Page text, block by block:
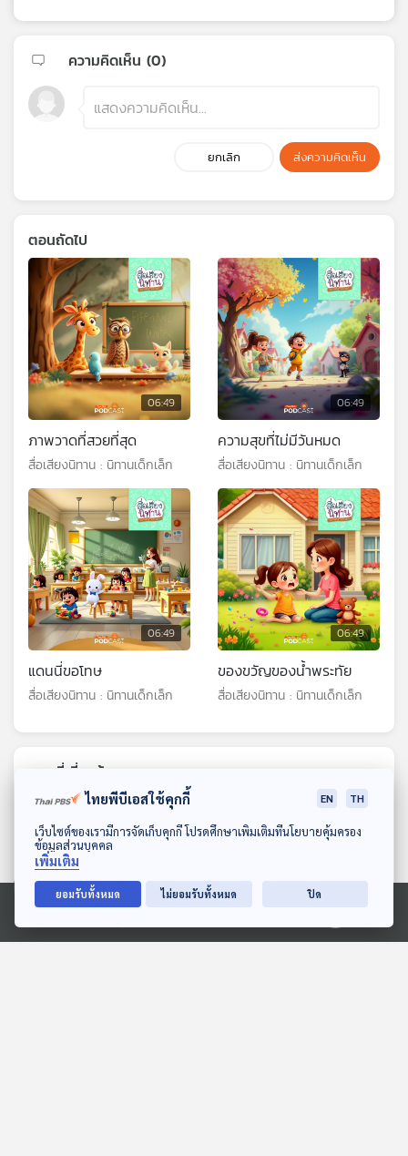
ดาวน์โหลด Thai PBS Podcast Application
Ⓒ 2020 องค์การกระจายเสียงและแพร่ภาพสาธารณะแห่งประเทศไทย
ความคิดเห็น (0)
ยกเลิก ส่งความคิดเห็น
ตอนถัดไป
06:49
ภาพวาดที่สวยที่สุด
สื่อเสียงนิทาน : นิทานเด็กเล็ก
06:49
ความสุขที่ไม่มีวันหมด
สื่อเสียงนิทาน : นิทานเด็กเล็ก
06:49
แดนนี่ขอโทษ
สื่อเสียงนิทาน : นิทานเด็กเล็ก
06:49
ของขวัญของน้ำพระทัย
สื่อเสียงนิทาน : นิทานเด็กเล็ก
ตอนที่เกี่ยวข้อง
ไทยพีบีเอสใช้คุกกี้ EN TH
เว็บไซต์ของเรามีการจัดเก็บคุกกี้ โปรดศึกษาเพิ่มเติมที่นโยบายคุ้มครอง
ข้อมูลส่วนบุคคล
เพิ่มเติม
ยอมรับทั้งหมด ไม่ยอมรับทั้งหมด ปิด